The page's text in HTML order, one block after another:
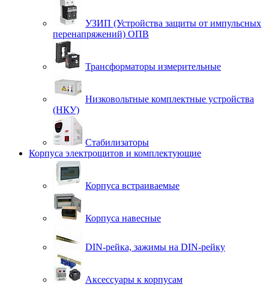
УЗИП (Устройства защиты от импульсных
перенапряжений) ОПВ
Трансформаторы измерительные
Низковольтные комплектные устройства
(НКУ)
Стабилизаторы
Корпуса электрощитов и комплектующие
Корпуса встраиваемые
Корпуса навесные
DIN-рейка, зажимы на DIN-рейку
Аксессуары к корпусам